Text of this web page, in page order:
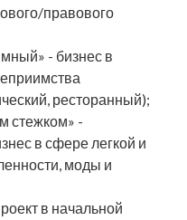
правового
- бизнес в
ресторанный);
стежком» -
в сфере легкой и
моды и
в начальной